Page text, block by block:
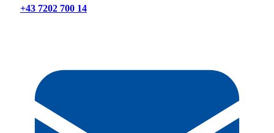
+43 7202 700 14